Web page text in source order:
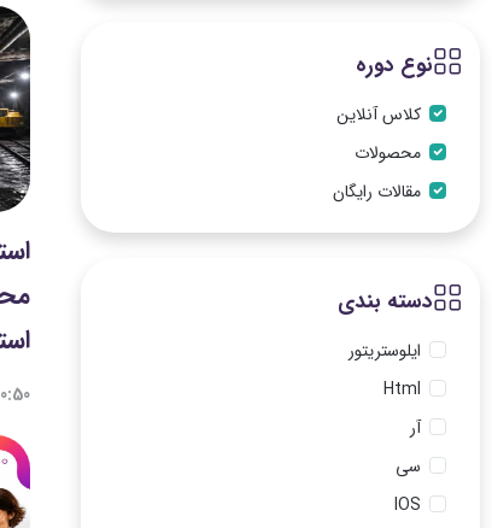
نوع دوره
کلاس آنلاین
محصولات
مقالات رایگان
دسته بندی
ایلوستریتور
Html
آر
سی
IOS